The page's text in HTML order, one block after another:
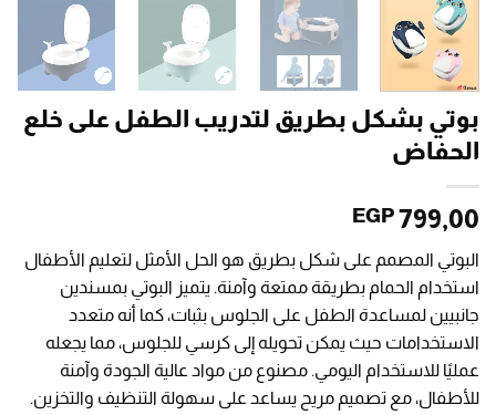
بوتي بشكل بطريق لتدريب الطفل على خلع
الحفاض
EGP 799,00
البوتي المصمم على شكل بطريق هو الحل الأمثل لتعليم الأطفال
استخدام الحمام بطريقة ممتعة وآمنة. يتميز البوتي بمسندين
جانبيين لمساعدة الطفل على الجلوس بثبات، كما أنه متعدد
الاستخدامات حيث يمكن تحويله إلى كرسي للجلوس، مما يجعله
عمليًا للاستخدام اليومي. مصنوع من مواد عالية الجودة وآمنة
للأطفال، مع تصميم مريح يساعد على سهولة التنظيف والتخزين.